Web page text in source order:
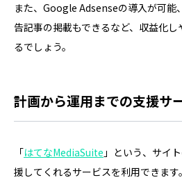
また、Google Adsenseの導入が可能
告記事の掲載もできるなど、収益化
るでしょう。
計画から運用までの支援サ
「はてなMediaSuite 」という、サイ
援してくれるサービスを利用できま